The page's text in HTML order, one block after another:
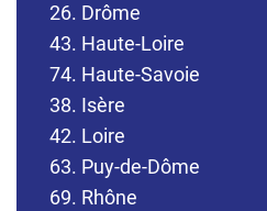
26. Drôme
43. Haute-Loire
74. Haute-Savoie
38. Isère
42. Loire
63. Puy-de-Dôme
69. Rhône